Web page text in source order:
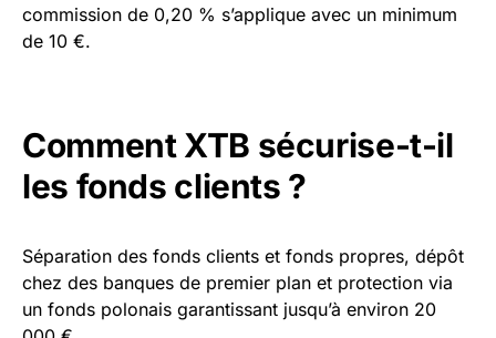
commission de 0,20 % s’applique avec un minimum
de 10 €.
Comment XTB sécurise-t-il
les fonds clients ?
Séparation des fonds clients et fonds propres, dépôt
chez des banques de premier plan et protection via
un fonds polonais garantissant jusqu’à environ 20